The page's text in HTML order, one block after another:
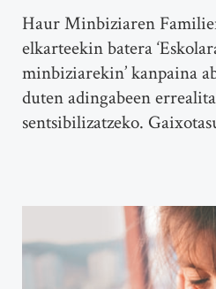
Haur Minbiziaren
elkarteekin batera
minbiziarekin’ kanpaina
duten adingabeen
sentsibilizatzeko.